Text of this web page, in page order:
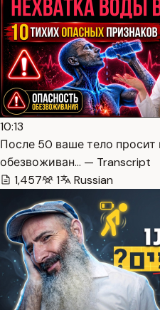
10:13
После 50 ваше тело просит
обезвоживан… — Transcript
1,457
1 Russian